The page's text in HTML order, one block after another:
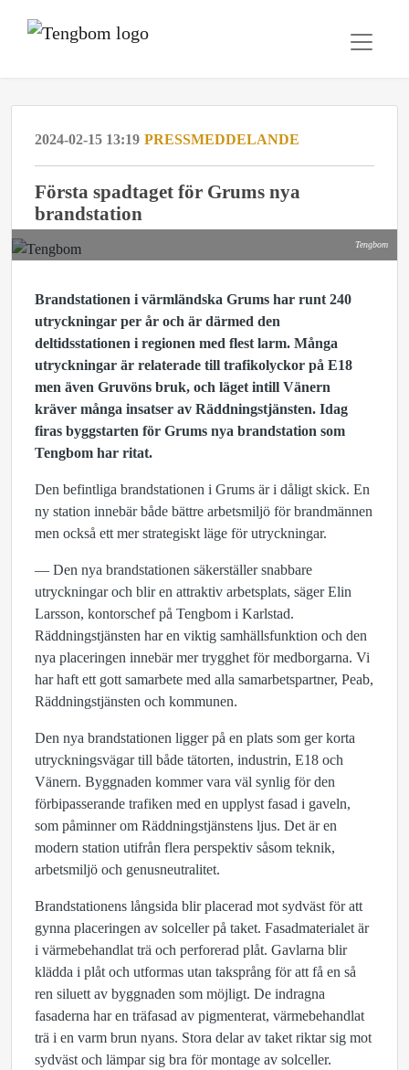
2024-02-15 13:19 PRESSMEDDELANDE
Första spadtaget för Grums nya
brandstation
Tengbom
Brandstationen i värmländska Grums har runt 240
utryckningar per år och är därmed den
deltidsstationen i regionen med flest larm. Många
utryckningar är relaterade till trafikolyckor på E18
men även Gruvöns bruk, och läget intill Vänern
kräver många insatser av Räddningstjänsten. Idag
firas byggstarten för Grums nya brandstation som
Tengbom har ritat.
Den befintliga brandstationen i Grums är i dåligt skick. En
ny station innebär både bättre arbetsmiljö för brandmännen
men också ett mer strategiskt läge för utryckningar.
— Den nya brandstationen säkerställer snabbare
utryckningar och blir en attraktiv arbetsplats, säger Elin
Larsson, kontorschef på Tengbom i Karlstad.
Räddningstjänsten har en viktig samhällsfunktion och den
nya placeringen innebär mer trygghet för medborgarna. Vi
har haft ett gott samarbete med alla samarbetspartner, Peab,
Räddningstjänsten och kommunen.
Den nya brandstationen ligger på en plats som ger korta
utryckningsvägar till både tätorten, industrin, E18 och
Vänern. Byggnaden kommer vara väl synlig för den
förbipasserande trafiken med en upplyst fasad i gaveln,
som påminner om Räddningstjänstens ljus. Det är en
modern station utifrån flera perspektiv såsom teknik,
arbetsmiljö och genusneutralitet.
Brandstationens långsida blir placerad mot sydväst för att
gynna placeringen av solceller på taket. Fasadmaterialet är
i värmebehandlat trä och perforerad plåt. Gavlarna blir
klädda i plåt och utformas utan taksprång för att få en så
ren siluett av byggnaden som möjligt. De indragna
fasaderna har en träfasad av pigmenterat, värmebehandlat
trä i en varm brun nyans. Stora delar av taket riktar sig mot
sydväst och lämpar sig bra för montage av solceller.